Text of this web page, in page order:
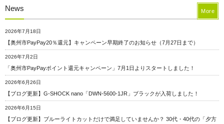
News
2026年7月18日
【奥州市PayPay20％還元】キャンペーン早期終了のお知らせ（7月27日まで）
2026年7月2日
「奥州市PayPayポイント還元キャンペーン」7月1日よりスタートしました！
2026年6月26日
【ブログ更新】G-SHOCK nano「DWN-5600-1JR」ブラックが入荷しました！
2026年6月15日
【ブログ更新】ブルーライトカットだけで満足していませんか？ 30代・40代の「夕方
More